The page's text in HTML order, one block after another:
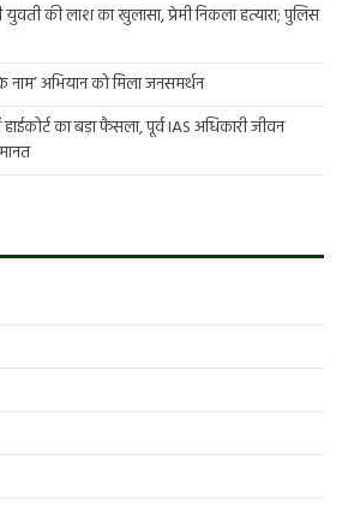
की लाश का खुलासा, प्रेमी निकला हत्यारा; पुलिस
अभियान को मिला जनसमर्थन
का बड़ा फैसला, पूर्व IAS अधिकारी जीवन